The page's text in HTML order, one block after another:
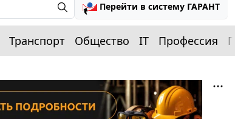
Перейти в систему ГАРАНТ
Транспорт Общество IT Профессия